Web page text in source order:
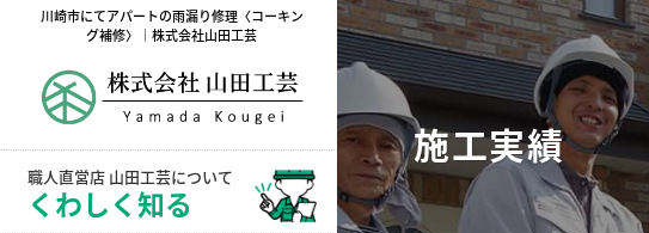
川崎市にてアパートの雨漏り修理〈コーキン
グ補修〉｜株式会社山田工芸
職人直営店 山田工芸について
くわしく知る
施工実績